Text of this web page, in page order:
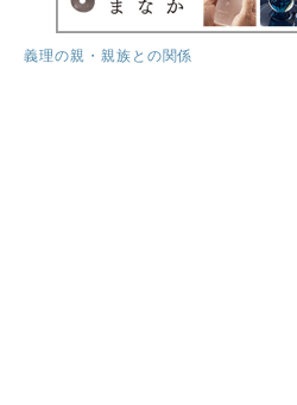
義理の親・親族との関係